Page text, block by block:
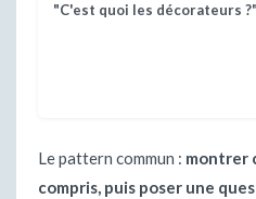
"C'est quoi les décorateurs ?"
Le pattern commun : montrer
compris, puis poser une